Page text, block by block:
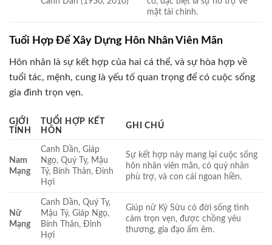
mặt tài chính.
Tuổi Hợp Để Xây Dựng Hôn Nhân Viên Mãn
Hôn nhân là sự kết hợp của hai cá thể, và sự hòa hợp về
tuổi tác, mệnh, cung là yếu tố quan trọng để có cuộc sống
gia đình trọn vẹn.
GIỚI
TÍNH
TUỔI HỢP KẾT
HÔN
GHI CHÚ
Nam
Mạng
Canh Dần, Giáp
Ngọ, Quý Tỵ, Mậu
Tý, Bính Thân, Đinh
Hợi
Sự kết hợp này mang lại cuộc sống
hôn nhân viên mãn, có quý nhân
phù trợ, và con cái ngoan hiền.
Nữ
Mạng
Canh Dần, Quý Tỵ,
Mậu Tý, Giáp Ngọ,
Bính Thân, Đinh
Hợi
Giúp nữ Kỷ Sửu có đời sống tình
cảm trọn vẹn, được chồng yêu
thương, gia đạo ấm êm.